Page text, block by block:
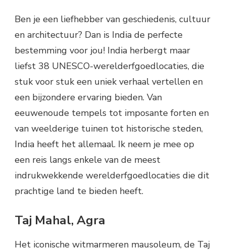
Ben je een liefhebber van geschiedenis, cultuur
en architectuur? Dan is India de perfecte
bestemming voor jou! India herbergt maar
liefst 38 UNESCO-werelderfgoedlocaties, die
stuk voor stuk een uniek verhaal vertellen en
een bijzondere ervaring bieden. Van
eeuwenoude tempels tot imposante forten en
van weelderige tuinen tot historische steden,
India heeft het allemaal. Ik neem je mee op
een reis langs enkele van de meest
indrukwekkende werelderfgoedlocaties die dit
prachtige land te bieden heeft.
Taj Mahal, Agra
Het iconische witmarmeren mausoleum, de Taj